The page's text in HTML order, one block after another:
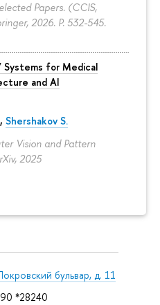
Papers. (CCIS,
2026. P. 532-545.
Systems for Medical
and AI
, Shershakov S.
Vision and Pattern
2025
бульвар, д. 11
*28240